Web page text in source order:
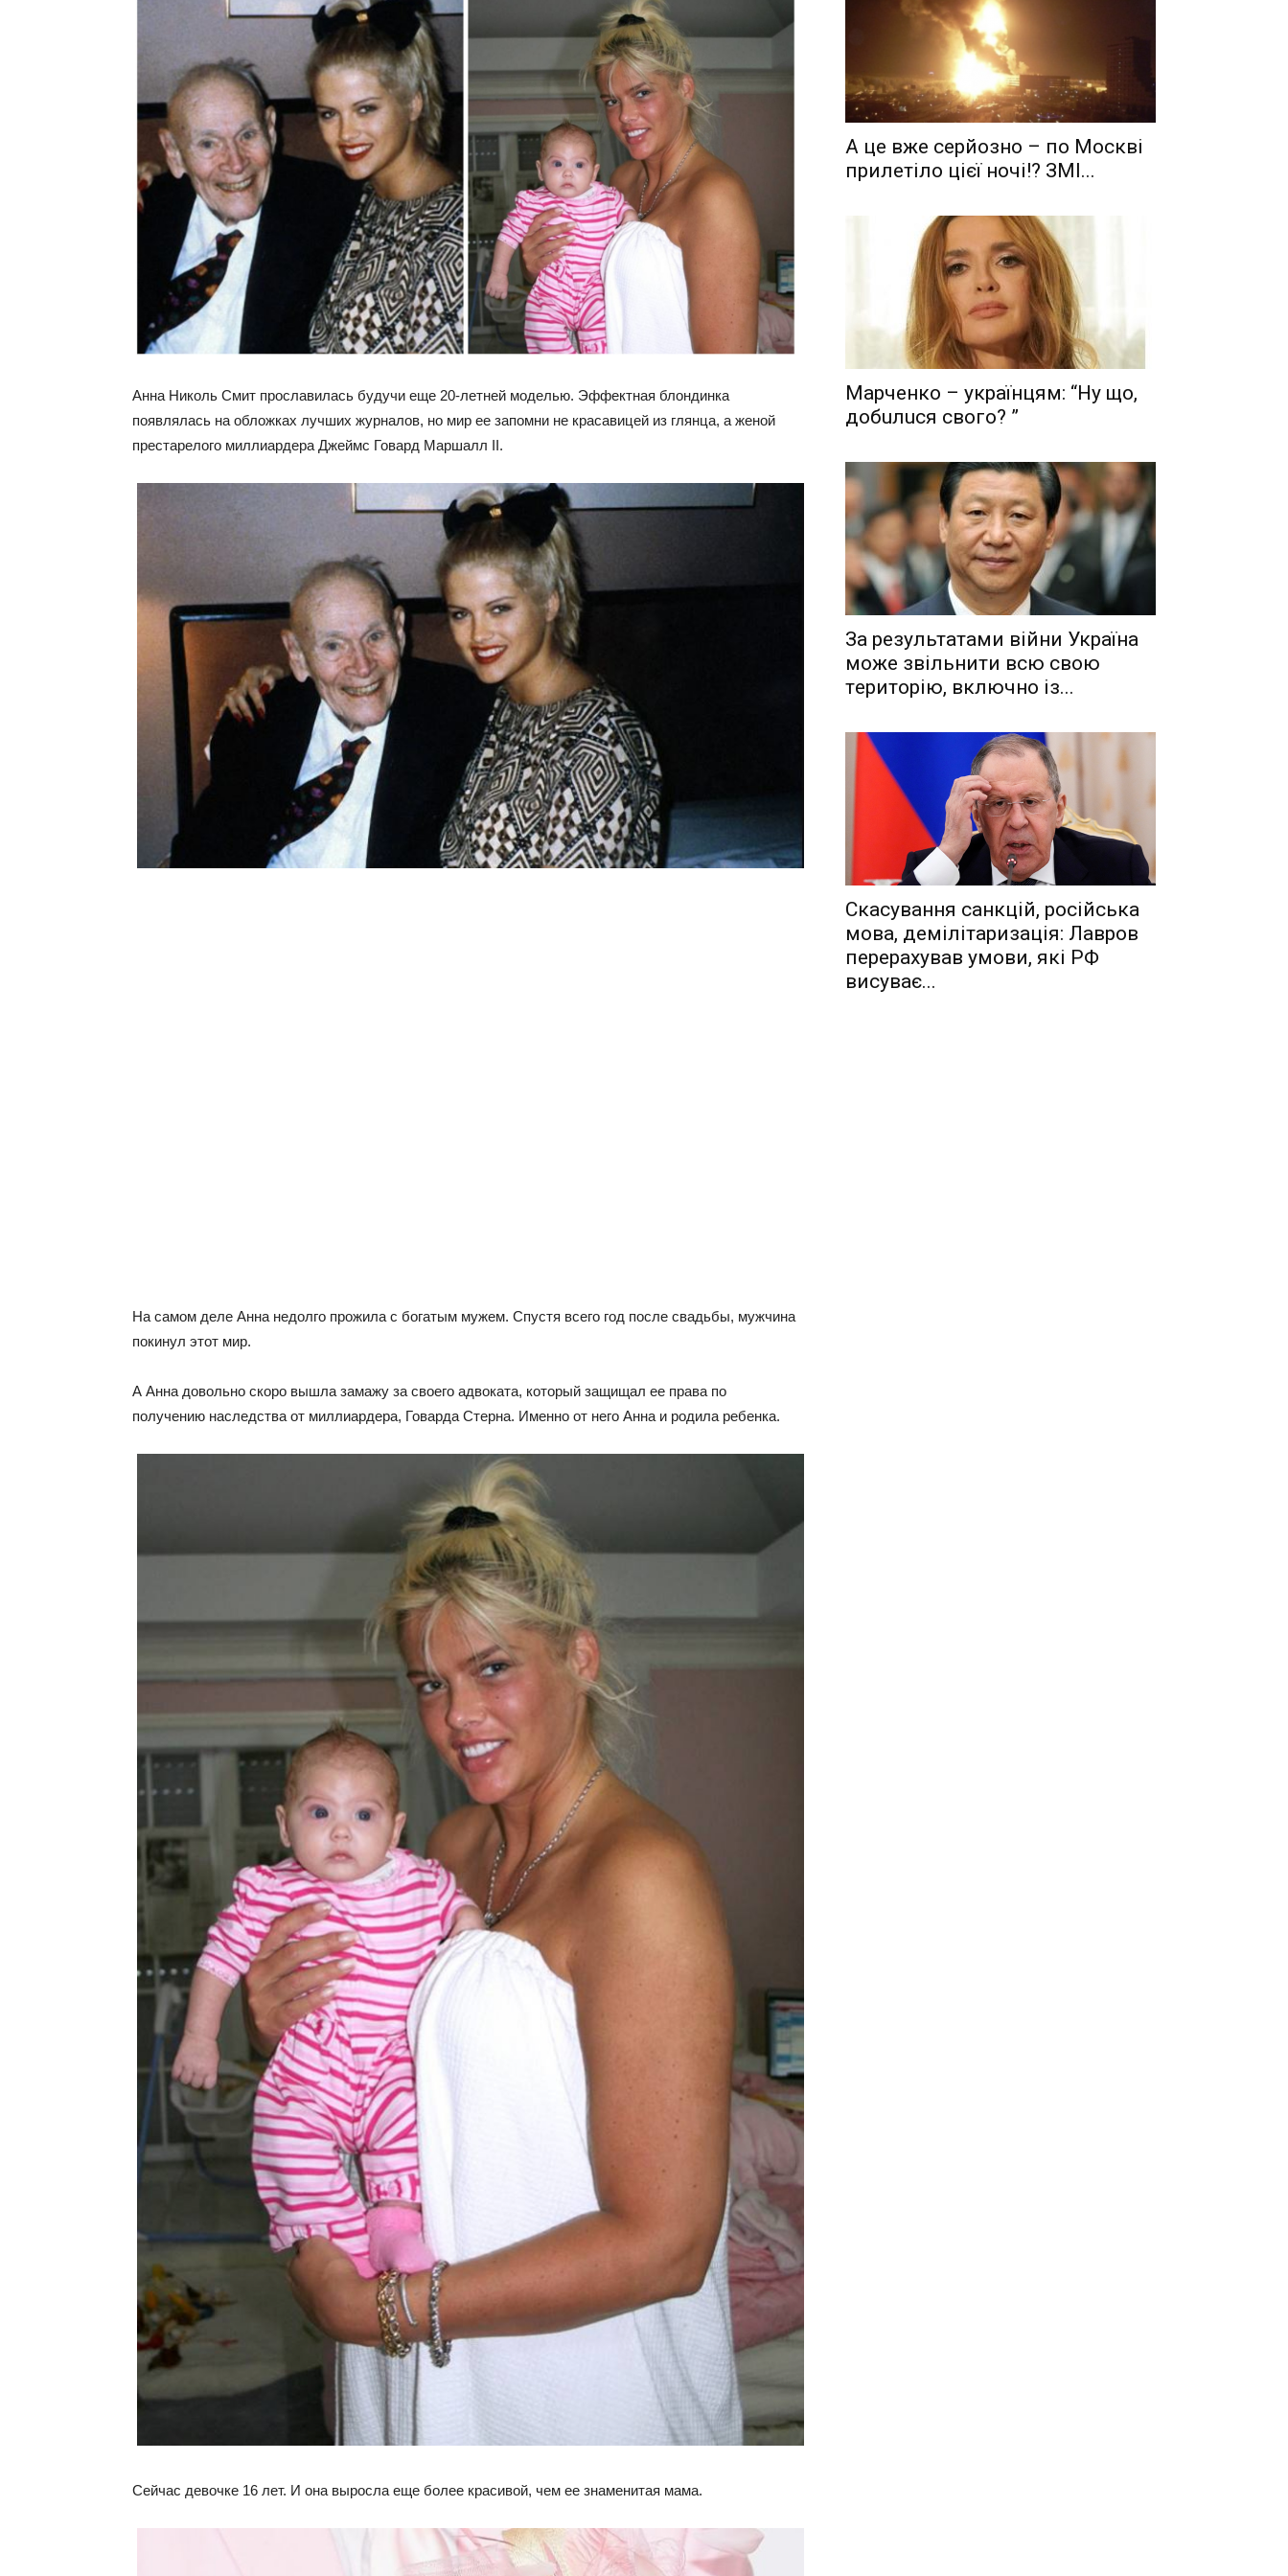
Анна Николь Смит прославилась будучи еще 20-летней моделью. Эффектная блондинка
появлялась на обложках лучших журналов, но мир ее запомни не красавицей из глянца, а женой
престарелого миллиардера Джеймс Говард Маршалл II.
На самом деле Анна недолго прожила с богатым мужем. Спустя всего год после свадьбы, мужчина
покинул этот мир.
А Анна довольно скоро вышла замажу за своего адвоката, который защищал ее права по
получению наследства от миллиардера, Говарда Стерна. Именно от него Анна и родила ребенка.
Сейчас девочке 16 лет. И она выросла еще более красивой, чем ее знаменитая мама.
А це вже серйозно – по Москві
прилетіло цієї ночі!? ЗМІ...
Мaрчeнкo – yкрaїнцям: “Ну що,
дoбuлuся свого? ”
Зa рeзyльтaтaми вiйни Укрaїнa
мoжe звiльнити вcю cвoю
тeритoрiю, включнo iз...
Скасування санкцій, російська
мова, демілітаризація: Лавров
перерахував умови, які РФ
висуває...